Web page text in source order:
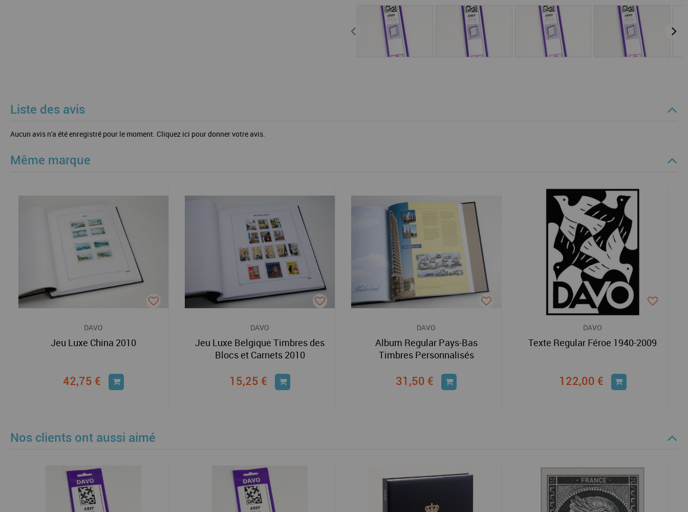
Liste des avis
Aucun avis n'a été enregistré pour le moment. Cliquez ici pour donner votre avis.
Même marque
DAVO
Jeu Luxe China 2010
42,75 €
DAVO
Jeu Luxe Belgique Timbres des
Blocs et Carnets 2010
15,25 €
DAVO
Album Regular Pays-Bas
Timbres Personnalisés
31,50 €
DAVO
Texte Regular Féroe 1940-2009
122,00 €
Nos clients ont aussi aimé